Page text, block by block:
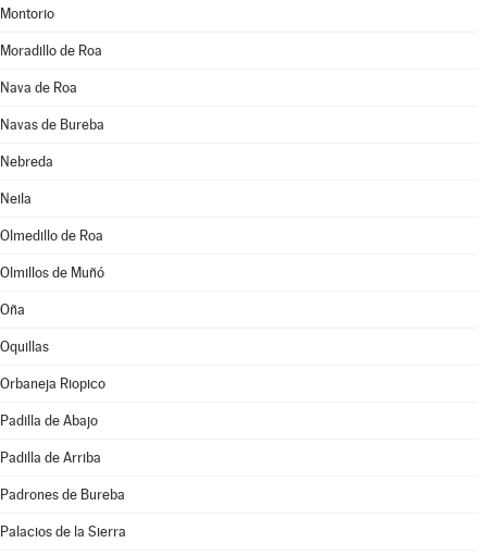
Montorio
Moradillo de Roa
Nava de Roa
Navas de Bureba
Nebreda
Neila
Olmedillo de Roa
Olmillos de Muñó
Oña
Oquillas
Orbaneja Riopico
Padilla de Abajo
Padilla de Arriba
Padrones de Bureba
Palacios de la Sierra